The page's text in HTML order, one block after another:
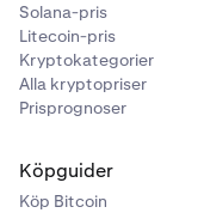
Solana-pris
Litecoin-pris
Kryptokategorier
Alla kryptopriser
Prisprognoser
Köpguider
Köp Bitcoin